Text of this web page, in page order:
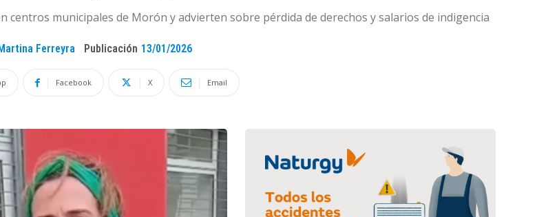
municipales de Morón y advierten sobre pérdida de derechos y salarios de indigencia
Ferreyra Publicación 13/01/2026
Facebook X Email